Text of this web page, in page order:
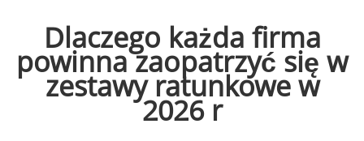
Dlaczego każda firma
powinna zaopatrzyć się w
zestawy ratunkowe w
2026 r